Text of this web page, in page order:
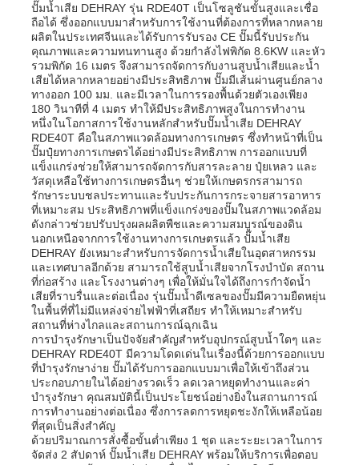
ปั๊มน้ำเสีย DEHRAY รุ่น RDE40T เป็นโซลูชันขั้นสูงและเชื่อ
ถือได้ ซึ่งออกแบบมาสำหรับการใช้งานที่ต้องการที่หลากหลาย
ผลิตในประเทศจีนและได้รับการรับรอง CE ปั๊มนี้รับประกัน
คุณภาพและความทนทานสูง ด้วยกำลังไฟพิกัด 8.6KW และหัว
รวมพิกัด 16 เมตร จึงสามารถจัดการกับงานสูบน้ำเสียและน้ำ
เสียได้หลากหลายอย่างมีประสิทธิภาพ ปั๊มมีเส้นผ่านศูนย์กลาง
ทางออก 100 มม. และมีเวลาในการรองพื้นด้วยตัวเองเพียง
180 วินาทีที่ 4 เมตร ทำให้มีประสิทธิภาพสูงในการทำงาน
หนึ่งในโอกาสการใช้งานหลักสำหรับปั๊มน้ำเสีย DEHRAY
RDE40T คือในสภาพแวดล้อมทางการเกษตร ซึ่งทำหน้าที่เป็น
ปั๊มปุ๋ยทางการเกษตรได้อย่างมีประสิทธิภาพ การออกแบบที่
แข็งแกร่งช่วยให้สามารถจัดการกับสารละลาย ปุ๋ยเหลว และ
วัสดุเหลือใช้ทางการเกษตรอื่นๆ ช่วยให้เกษตรกรสามารถ
รักษาระบบชลประทานและรับประกันการกระจายสารอาหาร
ที่เหมาะสม ประสิทธิภาพที่แข็งแกร่งของปั๊มในสภาพแวดล้อม
ดังกล่าวช่วยปรับปรุงผลผลิตพืชและความสมบูรณ์ของดิน
นอกเหนือจากการใช้งานทางการเกษตรแล้ว ปั๊มน้ำเสีย
DEHRAY ยังเหมาะสำหรับการจัดการน้ำเสียในอุตสาหกรรม
และเทศบาลอีกด้วย สามารถใช้สูบน้ำเสียจากโรงบำบัด สถาน
ที่ก่อสร้าง และโรงงานต่างๆ เพื่อให้มั่นใจได้ถึงการกำจัดน้ำ
เสียที่ราบรื่นและต่อเนื่อง รุ่นปั๊มน้ำดีเซลของปั๊มมีความยืดหยุ่น
ในพื้นที่ที่ไม่มีแหล่งจ่ายไฟฟ้าที่เสถียร ทำให้เหมาะสำหรับ
สถานที่ห่างไกลและสถานการณ์ฉุกเฉิน
การบำรุงรักษาเป็นปัจจัยสำคัญสำหรับอุปกรณ์สูบน้ำใดๆ และ
DEHRAY RDE40T มีความโดดเด่นในเรื่องนี้ด้วยการออกแบบ
ที่บำรุงรักษาง่าย ปั๊มได้รับการออกแบบมาเพื่อให้เข้าถึงส่วน
ประกอบภายในได้อย่างรวดเร็ว ลดเวลาหยุดทำงานและค่า
บำรุงรักษา คุณสมบัตินี้เป็นประโยชน์อย่างยิ่งในสถานการณ์
การทำงานอย่างต่อเนื่อง ซึ่งการลดการหยุดชะงักให้เหลือน้อย
ที่สุดเป็นสิ่งสำคัญ
ด้วยปริมาณการสั่งซื้อขั้นต่ำเพียง 1 ชุด และระยะเวลาในการ
จัดส่ง 2 สัปดาห์ ปั๊มน้ำเสีย DEHRAY พร้อมให้บริการเพื่อตอบ